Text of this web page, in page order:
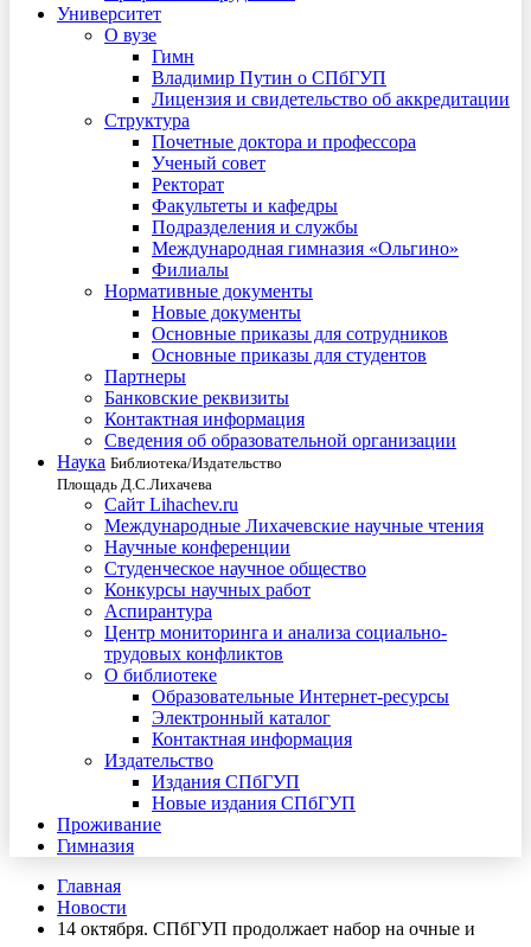
Университет
О вузе
Гимн
Владимир Путин о СПбГУП
Лицензия и свидетельство об аккредитации
Структура
Почетные доктора и профессора
Ученый совет
Ректорат
Факультеты и кафедры
Подразделения и службы
Международная гимназия «Ольгино»
Филиалы
Нормативные документы
Новые документы
Основные приказы для сотрудников
Основные приказы для студентов
Партнеры
Банковские реквизиты
Контактная информация
Сведения об образовательной организации
Наука Библиотека/Издательство
Площадь Д.С.Лихачева
Сайт Lihachev.ru
Международные Лихачевские научные чтения
Научные конференции
Студенческое научное общество
Конкурсы научных работ
Аспирантура
Центр мониторинга и анализа социально-
трудовых конфликтов
О библиотеке
Образовательные Интернет-ресурсы
Электронный каталог
Контактная информация
Издательство
Издания СПбГУП
Новые издания СПбГУП
Проживание
Гимназия
Главная
Новости
14 октября. СПбГУП продолжает набор на очные и